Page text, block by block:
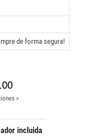
de forma segura!
>
incluida